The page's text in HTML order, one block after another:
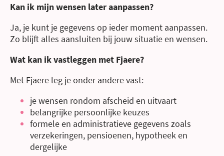
Kan ik mijn wensen later aanpassen?
Ja, je kunt je gegevens op ieder moment aanpassen.
Zo blijft alles aansluiten bij jouw situatie en wensen.
Wat kan ik vastleggen met Fjaere?
Met Fjaere leg je onder andere vast:
je wensen rondom afscheid en uitvaart
belangrijke persoonlijke keuzes
formele en administratieve gegevens zoals
verzekeringen, pensioenen, hypotheek en
dergelijke